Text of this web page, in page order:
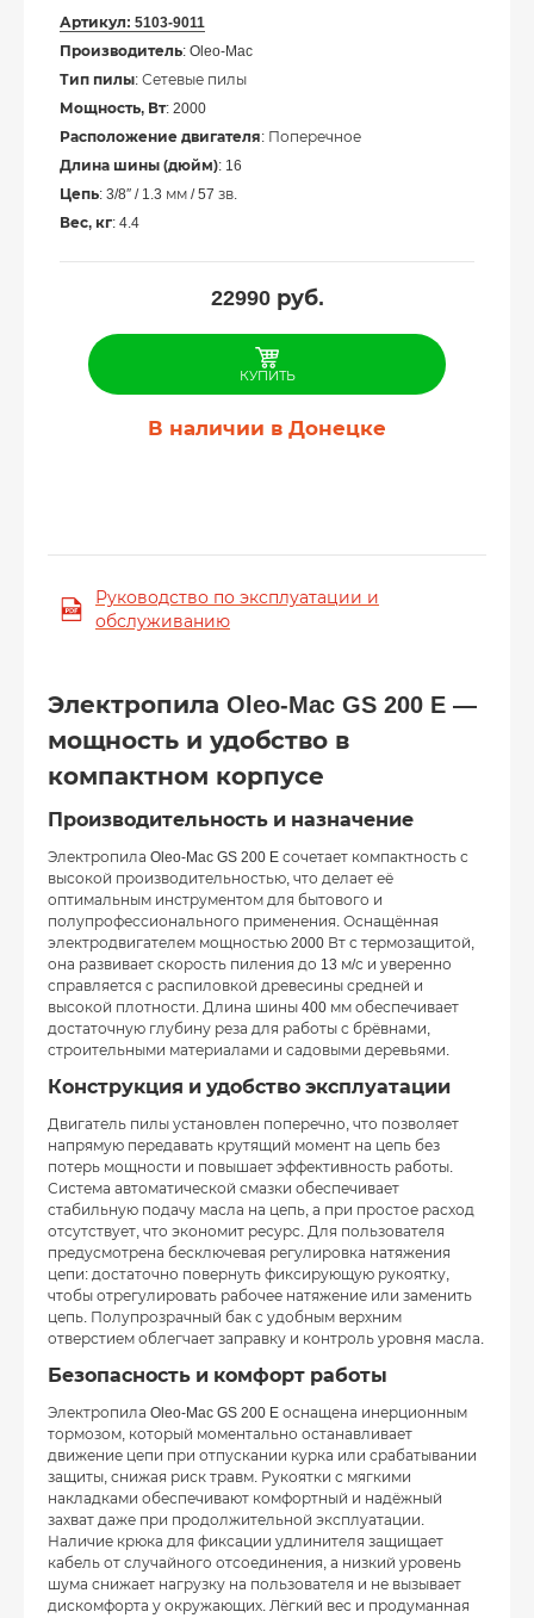
Артикул: 5103-9011
Производитель: Oleo-Mac
Тип пилы: Сетевые пилы
Мощность, Вт: 2000
Расположение двигателя: Поперечное
Длина шины (дюйм): 16
Цепь: 3/8″ / 1.3 мм / 57 зв.
Вес, кг: 4.4
22990руб.
КУПИТЬ
В наличии в Донецке
Руководство по эксплуатации и
обслуживанию
Электропила Oleo-Mac GS 200 E —
мощность и удобство в
компактном корпусе
Производительность и назначение
Электропила Oleo-Mac GS 200 E сочетает компактность с
высокой производительностью, что делает её
оптимальным инструментом для бытового и
полупрофессионального применения. Оснащённая
электродвигателем мощностью 2000 Вт с термозащитой,
она развивает скорость пиления до 13 м/с и уверенно
справляется с распиловкой древесины средней и
высокой плотности. Длина шины 400 мм обеспечивает
достаточную глубину реза для работы с брёвнами,
строительными материалами и садовыми деревьями.
Конструкция и удобство эксплуатации
Двигатель пилы установлен поперечно, что позволяет
напрямую передавать крутящий момент на цепь без
потерь мощности и повышает эффективность работы.
Система автоматической смазки обеспечивает
стабильную подачу масла на цепь, а при простое расход
отсутствует, что экономит ресурс. Для пользователя
предусмотрена бесключевая регулировка натяжения
цепи: достаточно повернуть фиксирующую рукоятку,
чтобы отрегулировать рабочее натяжение или заменить
цепь. Полупрозрачный бак с удобным верхним
отверстием облегчает заправку и контроль уровня масла.
Безопасность и комфорт работы
Электропила Oleo-Mac GS 200 E оснащена инерционным
тормозом, который моментально останавливает
движение цепи при отпускании курка или срабатывании
защиты, снижая риск травм. Рукоятки с мягкими
накладками обеспечивают комфортный и надёжный
захват даже при продолжительной эксплуатации.
Наличие крюка для фиксации удлинителя защищает
кабель от случайного отсоединения, а низкий уровень
шума снижает нагрузку на пользователя и не вызывает
дискомфорта у окружающих. Лёгкий вес и продуманная